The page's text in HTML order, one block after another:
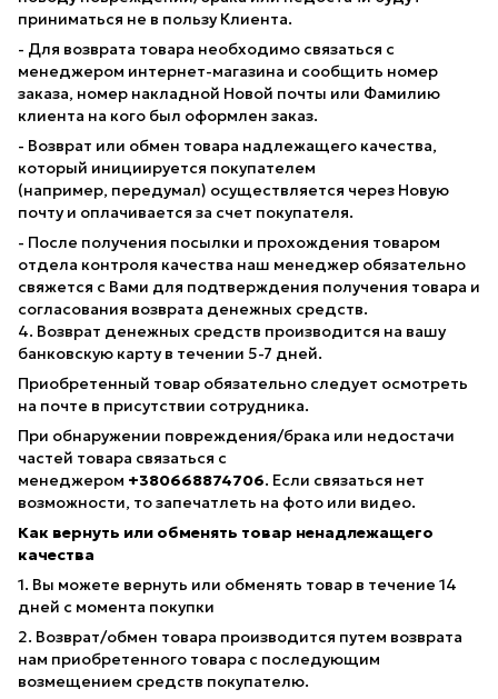
приниматься не в пользу Клиента.
- Для возврата товара необходимо связаться с
менеджером интернет-магазина и сообщить номер
заказа, номер накладной Новой почты или Фамилию
клиента на кого был оформлен заказ.
- Возврат или обмен товара надлежащего качества,
который инициируется покупателем
(например, передумал) осуществляется через Новую
почту и оплачивается за счет покупателя.
- После получения посылки и прохождения товаром
отдела контроля качества наш менеджер обязательно
свяжется с Вами для подтверждения получения товара и
согласования возврата денежных средств.
4. Возврат денежных средств производится на вашу
банковскую карту в течении 5-7 дней.
Приобретенный товар обязательно следует осмотреть
на почте в присутствии сотрудника.
При обнаружении повреждения/брака или недостачи
частей товара связаться с
менеджером +380668874706. Если связаться нет
возможности, то запечатлеть на фото или видео.
Как вернуть или обменять товар ненадлежащего
качества
1. Вы можете вернуть или обменять товар в течение 14
дней с момента покупки
2. Возврат/обмен товара производится путем возврата
нам приобретенного товара с последующим
возмещением средств покупателю.